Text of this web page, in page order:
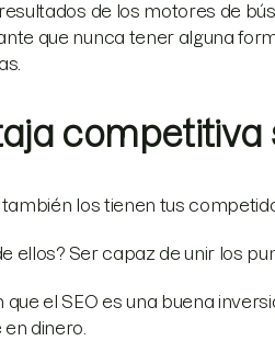
de los motores de
que nunca tener alguna
competitiva
los tienen tus
ellos? Ser capaz de unir los
el SEO es una buena
dinero.